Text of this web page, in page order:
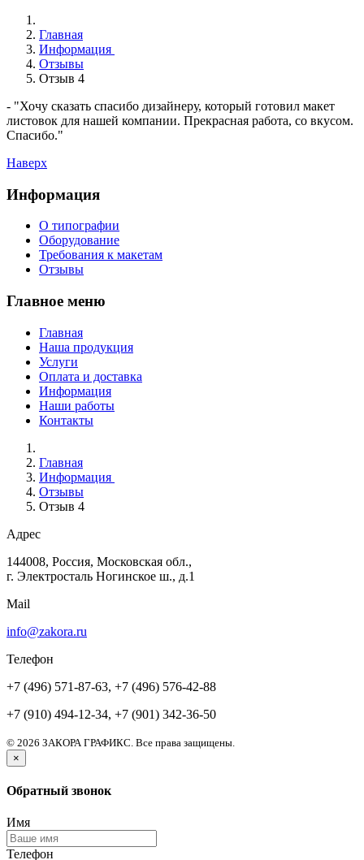
Главная
Информация
Отзывы
Отзыв 4
- "Хочу сказать спасибо дизайнеру, который готовил макет
листовок для нашей компании. Прекрасная работа, со вкусом.
Спасибо."
Наверх
Информация
О типографии
Оборудование
Требования к макетам
Отзывы
Главное меню
Главная
Наша продукция
Услуги
Оплата и доставка
Информация
Наши работы
Контакты
Главная
Информация
Отзывы
Отзыв 4
Адрес
144008, Россия, Московская обл.,
г. Электросталь Ногинское ш., д.1
Mail
info@zakora.ru
Телефон
+7 (496) 571-87-63, +7 (496) 576-42-88
+7 (910) 494-12-34, +7 (901) 342-36-50
© 2026 ЗАКОРА ГРАФИКС. Все права защищены.
×
Обратный звонок
Имя
Телефон